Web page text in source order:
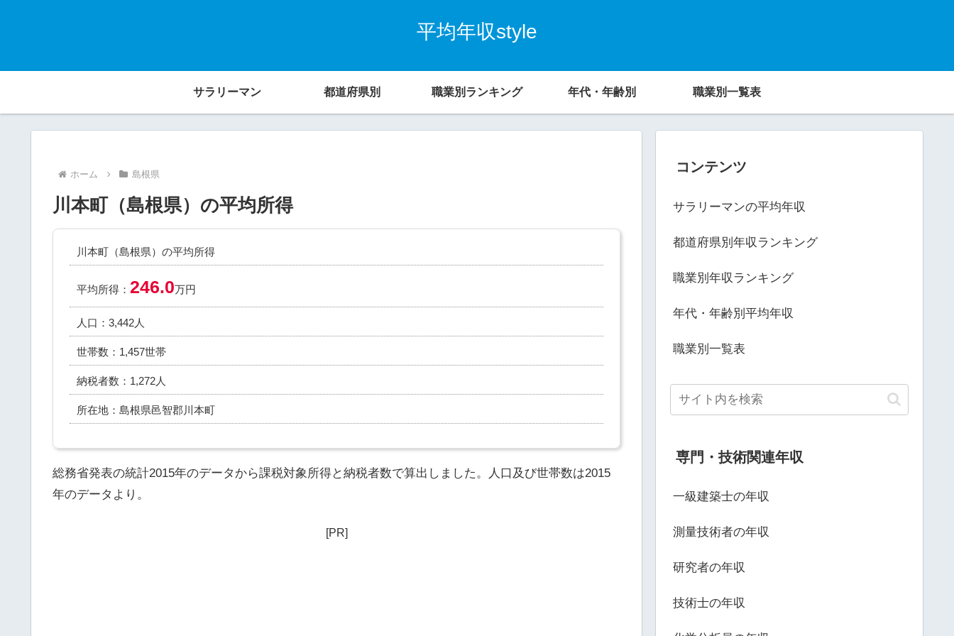
平均年収style
サラリーマン 都道府県別 職業別ランキング 年代・年齢別 職業別一覧表
ホーム 島根県
川本町（島根県）の平均所得
川本町（島根県）の平均所得
平均所得： 246.0万円
人口：3,442人
世帯数：1,457世帯
納税者数：1,272人
所在地：島根県邑智郡川本町
総務省発表の統計2015年のデータから課税対象所得と納税者数で算出しました。人口及び世帯数は2015
年のデータより。
[PR]
コンテンツ
サラリーマンの平均年収
都道府県別年収ランキング
職業別年収ランキング
年代・年齢別平均年収
職業別一覧表
専門・技術関連年収
一級建築士の年収
測量技術者の年収
研究者の年収
技術士の年収